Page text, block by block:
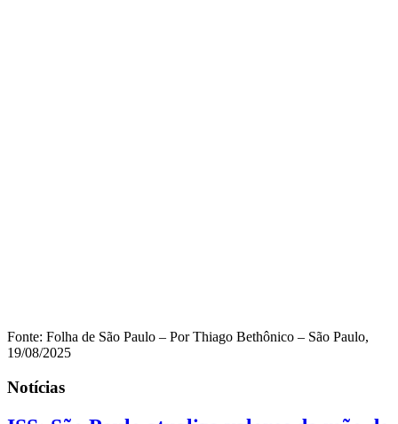
Fonte: Folha de São Paulo – Por Thiago Bethônico – São Paulo,
19/08/2025
Notícias